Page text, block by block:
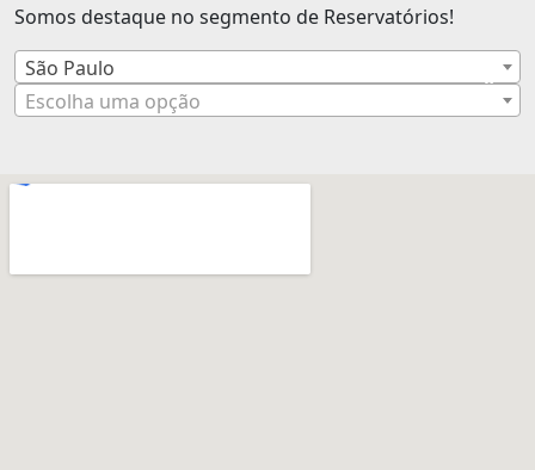
Somos destaque no segmento de Reservatórios!
×
São Paulo
Escolha uma opção